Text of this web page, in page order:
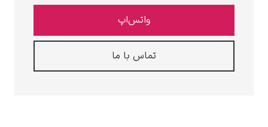
واتس‌اپ
تماس با ما